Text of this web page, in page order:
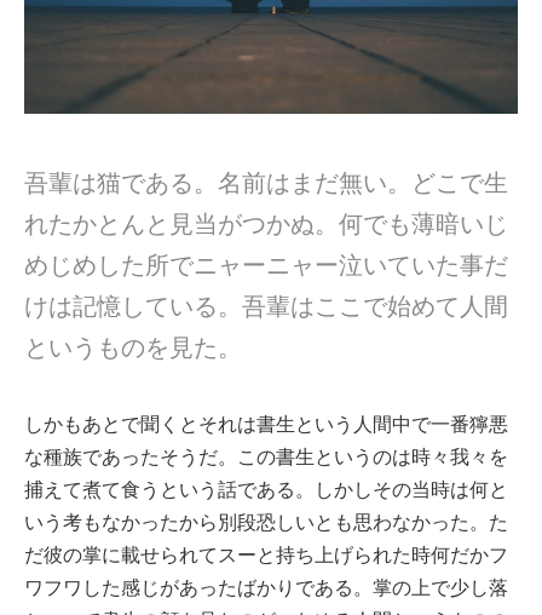
吾輩は猫である。名前はまだ無い。どこで生
れたかとんと見当がつかぬ。何でも薄暗いじ
めじめした所でニャーニャー泣いていた事だ
けは記憶している。吾輩はここで始めて人間
というものを見た。
しかもあとで聞くとそれは書生という人間中で一番獰悪
な種族であったそうだ。この書生というのは時々我々を
捕えて煮て食うという話である。しかしその当時は何と
いう考もなかったから別段恐しいとも思わなかった。た
だ彼の掌に載せられてスーと持ち上げられた時何だかフ
ワフワした感じがあったばかりである。掌の上で少し落